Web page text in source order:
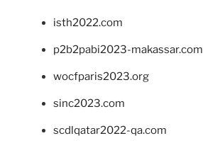
isth2022.com
p2b2pabi2023-makassar.com
wocfparis2023.org
sinc2023.com
scdlqatar2022-qa.com